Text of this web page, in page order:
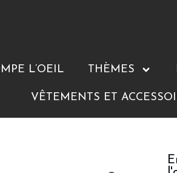
L’OEIL THÈMES
VÊTEMENTS ET